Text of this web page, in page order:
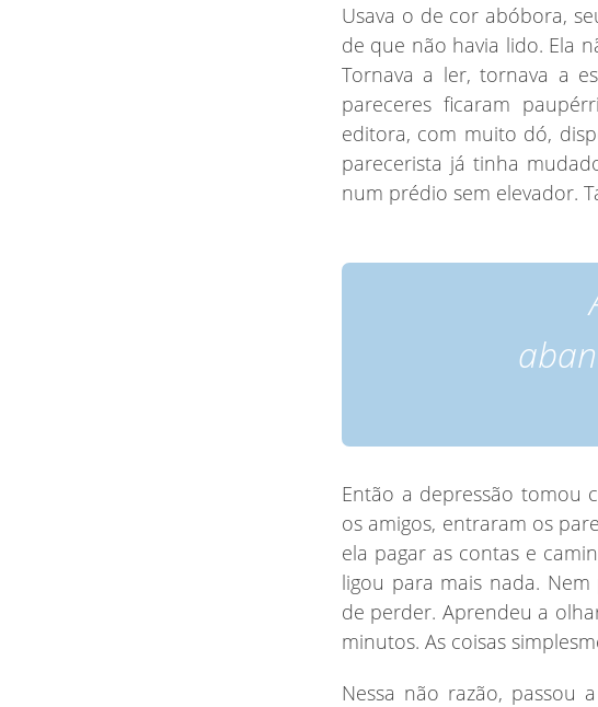
Usava o de cor abóbora,
de que não havia lido. Ela
Tornava a ler, tornava a
pareceres ficaram
editora, com muito dó,
parecerista já tinha
num prédio sem elevador.
Então a depressão tomou
os amigos, entraram os
ela pagar as contas e
ligou para mais nada.
de perder. Aprendeu a
minutos. As coisas
Nessa não razão, passou